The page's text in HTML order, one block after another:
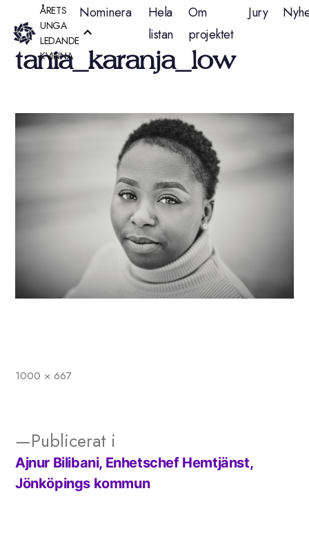
Hoppa
till
innehåll
ÅRETS
UNGA
LEDANDE
KVINNA
Nominera
Hela
listan
Om
projektet
Jury
tania_karanja_low
Full
1000 × 667
Inläggsnavigering
Publicerat i
Ajnur Bilibani, Enhetschef Hemtjänst,
Jönköpings kommun